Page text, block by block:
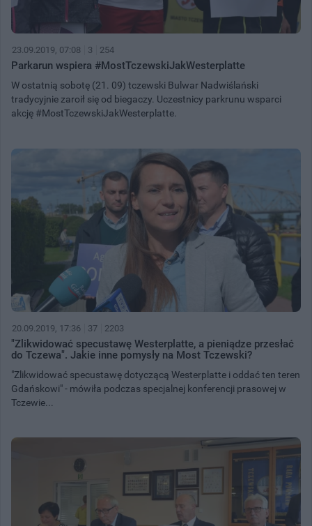
23.09.2019, 07:08 3 254
Parkarun wspiera #MostTczewskiJakWesterplatte
W ostatnią sobotę (21. 09) tczewski Bulwar Nadwiślański
tradycyjnie zaroił się od biegaczy. Uczestnicy parkrunu wsparci
akcję #MostTczewskiJakWesterplatte.
20.09.2019, 17:36 37 2203
"Zlikwidować specustawę Westerplatte, a pieniądze przesłać
do Tczewa". Jakie inne pomysły na Most Tczewski?
"Zlikwidować specustawę dotyczącą Westerplatte i oddać ten teren
Gdańskowi" - mówiła podczas specjalnej konferencji prasowej w
Tczewie...